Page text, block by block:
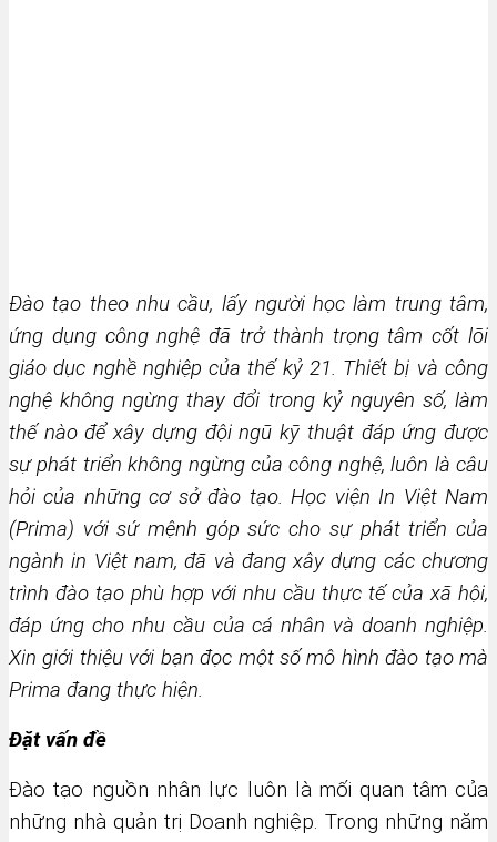
Đào tạo theo nhu cầu, lấy người học làm trung tâm,
ứng dụng công nghệ đã trở thành trọng tâm cốt lõi
giáo dục nghề nghiệp của thế kỷ 21. Thiết bị và công
nghệ không ngừng thay đổi trong kỷ nguyên số, làm
thế nào để xây dựng đội ngũ kỹ thuật đáp ứng được
sự phát triển không ngừng của công nghệ, luôn là câu
hỏi của những cơ sở đào tạo. Học viện In Việt Nam
(Prima) với sứ mệnh góp sức cho sự phát triển của
ngành in Việt nam, đã và đang xây dựng các chương
trình đào tạo phù hợp với nhu cầu thực tế của xã hội,
đáp ứng cho nhu cầu của cá nhân và doanh nghiệp.
Xin giới thiệu với bạn đọc một số mô hình đào tạo mà
Prima đang thực hiện.
Đặtvấn đề
Đào tạo nguồn nhân lực luôn là mối quan tâm của
những nhà quản trị Doanh nghiệp. Trong những năm